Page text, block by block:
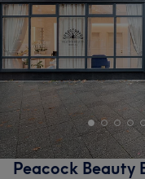
Peacock Beauty